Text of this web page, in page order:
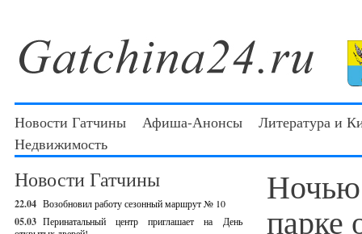
Новости Гатчины Афиша-Анонсы
Литература и
Недвижимость
Новости Гатчины
22.04 Возобновил работу сезонный маршрут № 10
05.03 Перинатальный центр приглашает на День
Ночью
парке